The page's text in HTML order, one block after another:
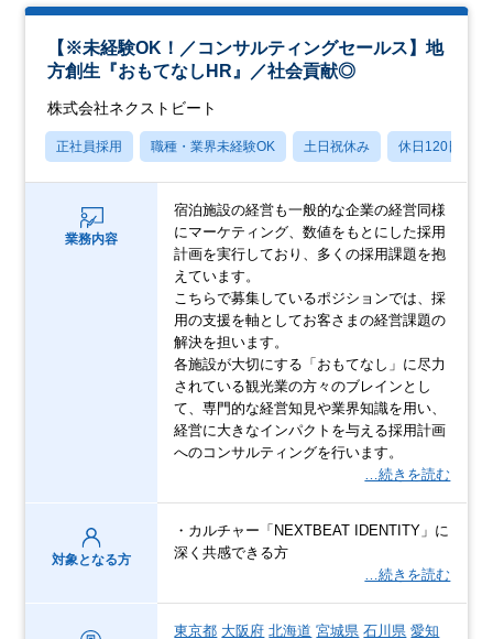
【※未経験OK！／コンサルティングセールス】地
方創生『おもてなしHR』／社会貢献◎
株式会社ネクストビート
正社員採用 職種・業界未経験OK 土日祝休み 休日120日以上
業務内容
宿泊施設の経営も一般的な企業の経営同様
にマーケティング、数値をもとにした採用
計画を実行しており、多くの採用課題を抱
えています。
こちらで募集しているポジションでは、採
用の支援を軸としてお客さまの経営課題の
解決を担います。
各施設が大切にする「おもてなし」に尽力
されている観光業の方々のブレインとし
て、専門的な経営知見や業界知識を用い、
経営に大きなインパクトを与える採用計画
へのコンサルティングを行います。
…続きを読む
対象となる方
・カルチャー「NEXTBEAT IDENTITY」に
深く共感できる方
…続きを読む
東京都 大阪府 北海道 宮城県 石川県 愛知